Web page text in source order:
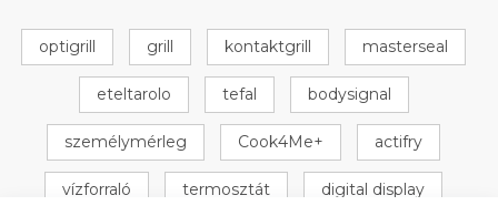
optigrill grill kontaktgrill masterseal
eteltarolo tefal bodysignal
személymérleg Cook4Me+ actifry
vízforraló termosztát digital display